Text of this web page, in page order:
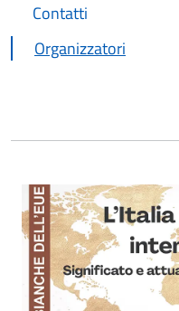
Contatti
Organizzatori